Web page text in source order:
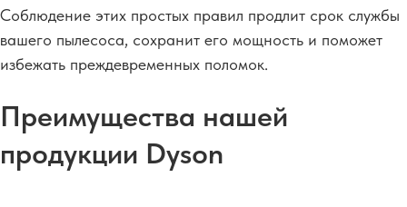
Соблюдение этих простых правил продлит срок службы
вашего пылесоса, сохранит его мощность и поможет
избежать преждевременных поломок.
Преимущества нашей
продукции Dyson